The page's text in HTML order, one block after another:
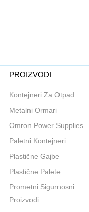
PROIZVODI
Kontejneri Za Otpad
Metalni Ormari
Omron Power Supplies
Paletni Kontejneri
Plastične Gajbe
Plastične Palete
Prometni Sigurnosni
Proizvodi